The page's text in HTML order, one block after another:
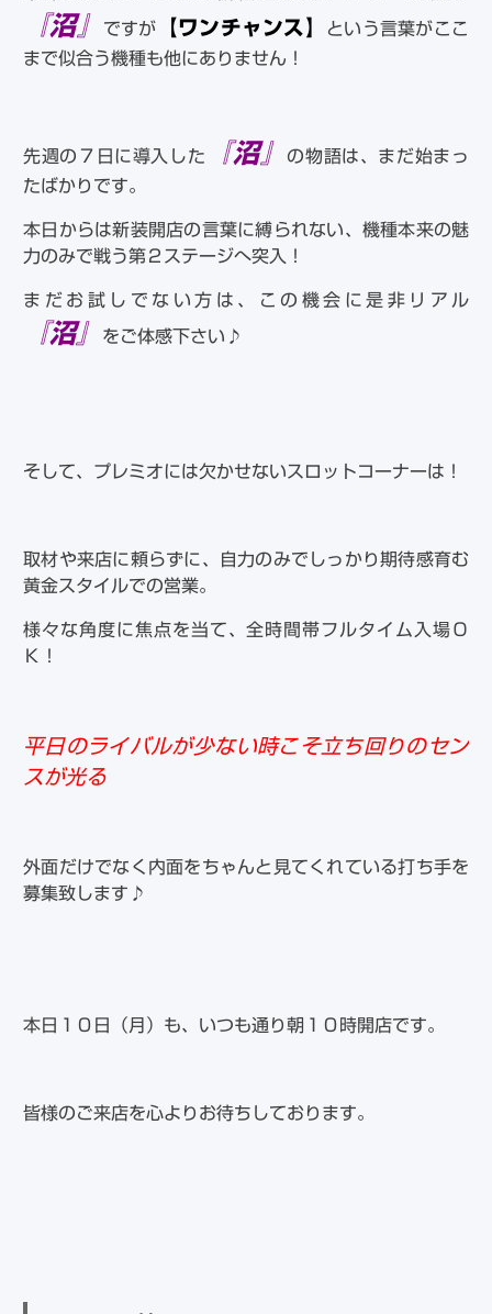
『沼』 ですが 【ワンチャンス】
という言葉がここ
まで似合う機種も他にありません！
先週の７日に導入した 『沼』
の物語は、まだ始まっ
たばかりです。
本日からは新装開店の言葉に縛られない、機種本来の魅
力のみで戦う第２ステージへ突入！
まだお試しでない方は、この機会に是非リアル
『沼』 をご体感下さい♪
そして、プレミオには欠かせないスロットコーナーは！
取材や来店に頼らずに、自力のみでしっかり期待感育む
黄金スタイルでの営業。
様々な角度に焦点を当て、全時間帯フルタイム入場Ｏ
Ｋ！
平日のライバルが少ない時こそ立ち回りのセン
スが光る
外面だけでなく内面をちゃんと見てくれている打ち手を
募集致します♪
本日１０日（月）も、いつも通り朝１０時開店です。
皆様のご来店を心よりお待ちしております。